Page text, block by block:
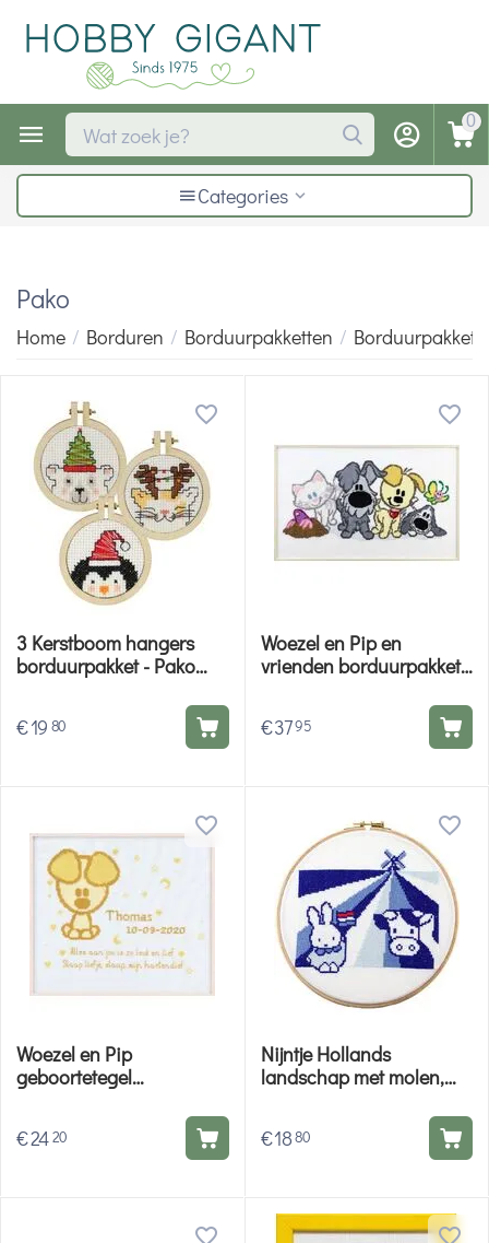
0
Categories
Pako
Home / Borduren / Borduurpakketten /
3 Kerstboom hangers
borduurpakket - Pako
€19 80
Woezel en Pip en
vrienden borduurpakket -
€3795
Woezel en Pip
geboortetegel
€2420
Nijntje Hollands
landschap met molen,
€1880